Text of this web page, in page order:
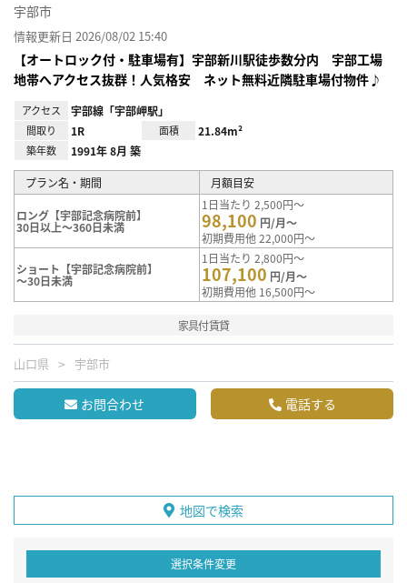
宇部市
情報更新日 2026/08/02 15:40
【オートロック付・駐車場有】宇部新川駅徒歩数分内 宇部工場
地帯へアクセス抜群！人気格安 ネット無料近隣駐車場付物件♪
アクセス 宇部線「宇部岬駅」
間取り 1R 面積 21.84m²
築年数 1991年 8月 築
プラン名・期間 月額目安
ロング【宇部記念病院前】
30日以上～360日未満
1日当たり 2,500円～
98,100 円/月～
初期費用他 22,000円～
ショート【宇部記念病院前】
～30日未満
1日当たり 2,800円～
107,100 円/月～
初期費用他 16,500円～
家具付賃貸
山口県 宇部市
お問合わせ 電話する
地図で検索
選択条件変更